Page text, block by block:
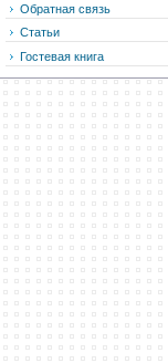
Обратная связь
Статьи
Гостевая книга